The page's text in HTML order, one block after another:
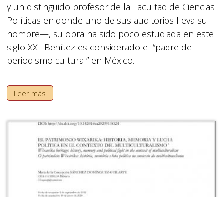
y un distinguido profesor de la Facultad de Ciencias
Políticas en donde uno de sus auditorios lleva su
nombre—, su obra ha sido poco estudiada en este
siglo XXI. Benítez es considerado el “padre del
periodismo cultural” en México.
Leer más